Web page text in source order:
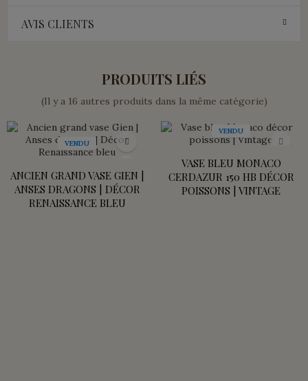
AVIS CLIENTS
PRODUITS LIÉS
(Il y a 16 autres produits dans la même catégorie)
VENDU
ANCIEN GRAND VASE GIEN |
ANSES DRAGONS | DÉCOR
RENAISSANCE BLEU
VENDU
VASE BLEU MONACO
CERDAZUR 150 HB DÉCOR
POISSONS | VINTAGE